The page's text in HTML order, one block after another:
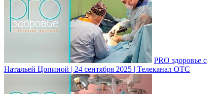
PRO здоровье с
Натальей Цопиной | 24 сентября 2025 | Телеканал ОТС